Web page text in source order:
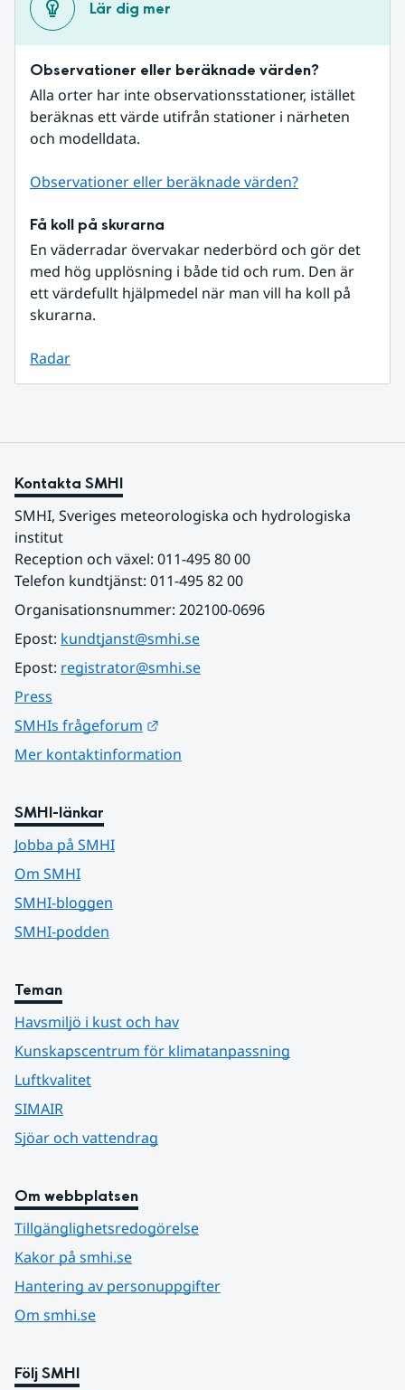
Lär dig mer
Observationer eller beräknade värden?
Alla orter har inte observationsstationer, istället
beräknas ett värde utifrån stationer i närheten
och modelldata.
Observationer eller beräknade värden?
Få koll på skurarna
En väderradar övervakar nederbörd och gör det
med hög upplösning i både tid och rum. Den är
ett värdefullt hjälpmedel när man vill ha koll på
skurarna.
Radar
Kontakta SMHI
SMHI, Sveriges meteorologiska och hydrologiska
institut
Reception och växel: 011-495 80 00
Telefon kundtjänst: 011-495 82 00
Organisationsnummer: 202100-0696
Epost: kundtjanst@smhi.se
Epost: registrator@smhi.se
Press
SMHIs frågeforum
Mer kontaktinformation
SMHI-länkar
Jobba på SMHI
Om SMHI
SMHI-bloggen
SMHI-podden
Teman
Havsmiljö i kust och hav
Kunskapscentrum för klimatanpassning
Luftkvalitet
SIMAIR
Sjöar och vattendrag
Om webbplatsen
Tillgänglighetsredogörelse
Kakor på smhi.se
Hantering av personuppgifter
Om smhi.se
Följ SMHI